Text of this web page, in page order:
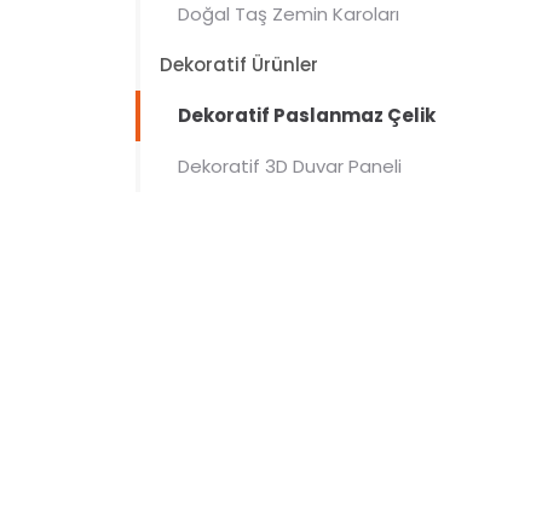
Doğal Taş Zemin Karoları
Dekoratif Ürünler
Dekoratif Paslanmaz Çelik
Sac
Dekoratif 3D Duvar Paneli